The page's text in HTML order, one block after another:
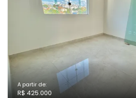
A partir de:
R$ 425.000